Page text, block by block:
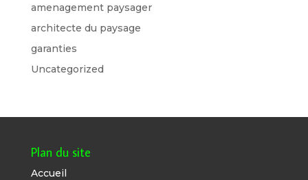
amenagement paysager
architecte du paysage
garanties
Uncategorized
Plan du site
Accueil